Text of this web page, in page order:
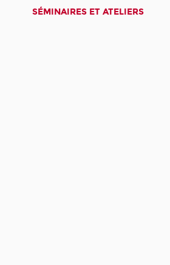
SÉMINAIRES ET ATELIERS